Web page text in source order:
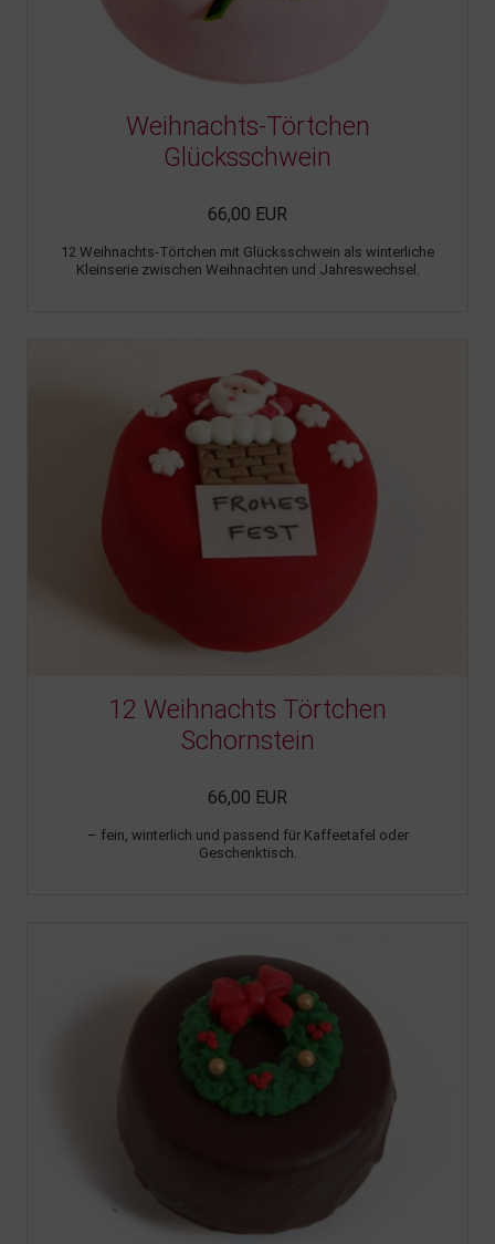
Weihnachts-Törtchen
Glücksschwein
66,00 EUR
12 Weihnachts-Törtchen mit Glücksschwein als winterliche
Kleinserie zwischen Weihnachten und Jahreswechsel.
12 Weihnachts Törtchen
Schornstein
66,00 EUR
– fein, winterlich und passend für Kaffeetafel oder
Geschenktisch.